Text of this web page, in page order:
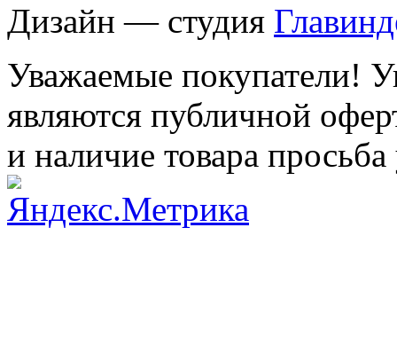
Дизайн — студия
Уважаемые покупатели!
являются публичной
и наличие товара